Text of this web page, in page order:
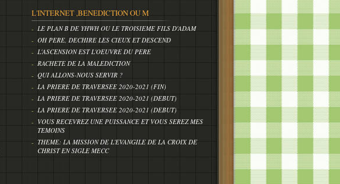
L'INTERNET ,BENEDICTION OU M
LE PLAN B DE YHWH OU LE TROISIEME FILS D'ADAM
OH PERE, DECHIRE LES CIEUX ET DESCEND
L'ASCENSION EST L'OEUVRE DU PERE
RACHETE DE LA MALEDICTION
QUI ALLONS-NOUS SERVIR ?
LA PRIERE DE TRAVERSEE 2020-2021 (FIN)
LA PRIERE DE TRAVERSEE 2020-2021 (DEBUT)
LA PRIERE DE TRAVERSEE 2020-2021 (DEBUT)
VOUS RECEVREZ UNE PUISSANCE ET VOUS SEREZ MES
TEMOINS
THEME: LA MISSION DE L'EVANGILE DE LA CROIX DE
CHRIST EN SIGLE MECC